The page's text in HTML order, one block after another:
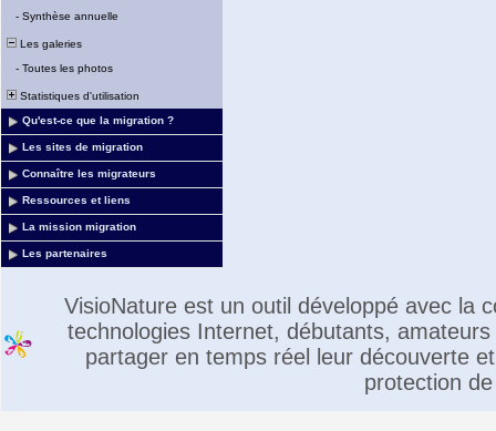
- Synthèse annuelle
Les galeries
- Toutes les photos
Statistiques d'utilisation
Qu'est-ce que la migration ?
Les sites de migration
Connaître les migrateurs
Ressources et liens
La mission migration
Les partenaires
VisioNature est un outil développé avec la
technologies Internet, débutants,
partager en temps réel leur découverte
protection